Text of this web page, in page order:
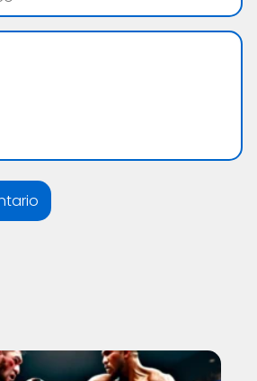
Nuevo